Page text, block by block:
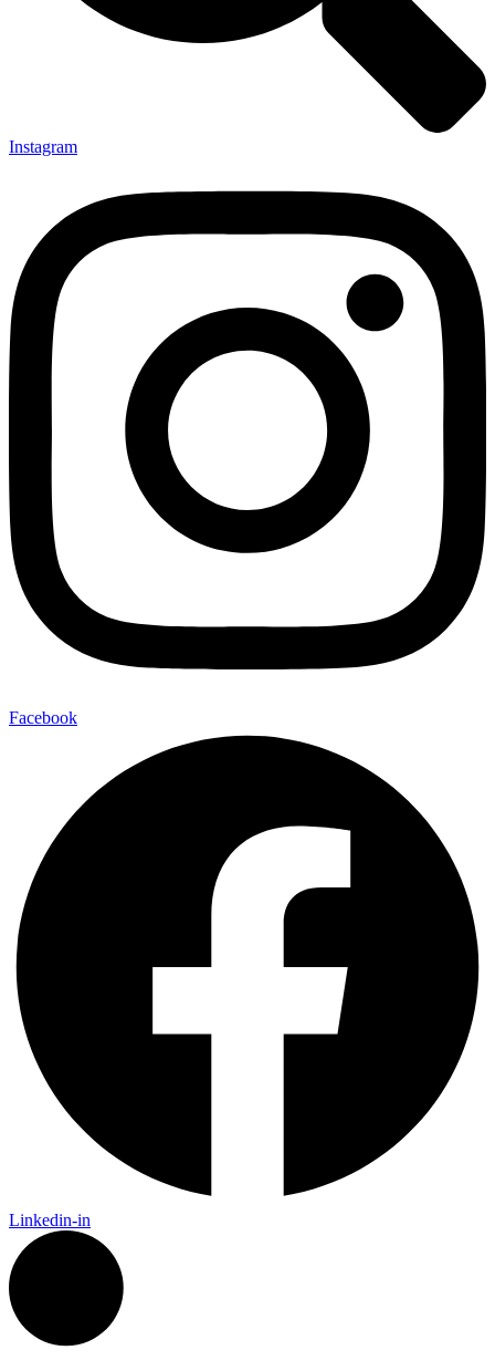
Instagram
Facebook
Linkedin-in